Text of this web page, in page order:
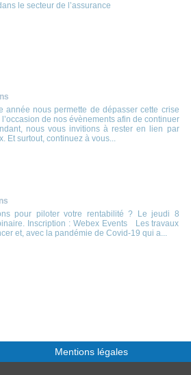
le secteur de l’assurance
année nous permette de dépasser cette crise
de nos évènements afin de continuer
nous vous invitions à rester en lien par
Et surtout, continuez à vous...
pour piloter votre rentabilité ? Le jeudi 8
Inscription : Webex Events Les travaux
et, avec la pandémie de Covid-19 qui a...
Mentions légales